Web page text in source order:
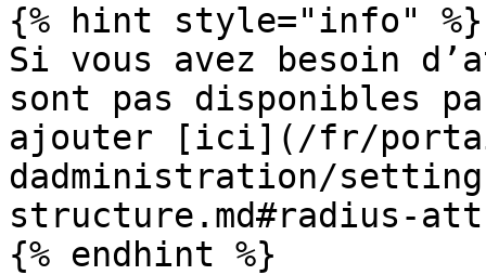
{% hint style="info" %}
Si vous avez besoin
sont pas disponibles
ajouter [ici](/fr/
dadministration/
structure.md#radius-
{% endhint %}